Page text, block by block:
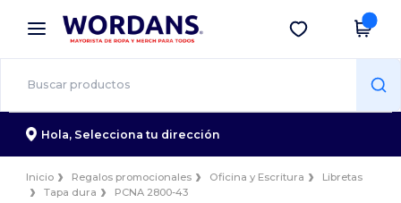
× App de Wordans
¡Mejores precios en app!
Descargar app
Hola, Selecciona tu dirección
Inicio Regalos promocionales Oficina y Escritura
Libretas
Tapa dura
PCNA 2800-43